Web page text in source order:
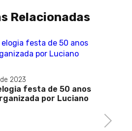
Relacionadas
2023
festa de 50 anos
por Luciano
Next